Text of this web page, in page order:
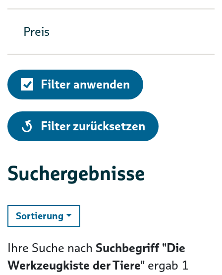
Preis
Filter anwenden
alle
Filter zurücksetzen
Suchergebnisse
Sortierung ändern
Ihre Suche nach Suchbegriff "Die
Werkzeugkiste der Tiere" ergab 1